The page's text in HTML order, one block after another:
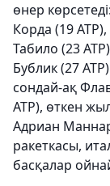
өнер
Корда (19
Табило (23
Бублик (27
сондай-ақ
АТР), өткен
Адриан
ракеткасы,
басқалар